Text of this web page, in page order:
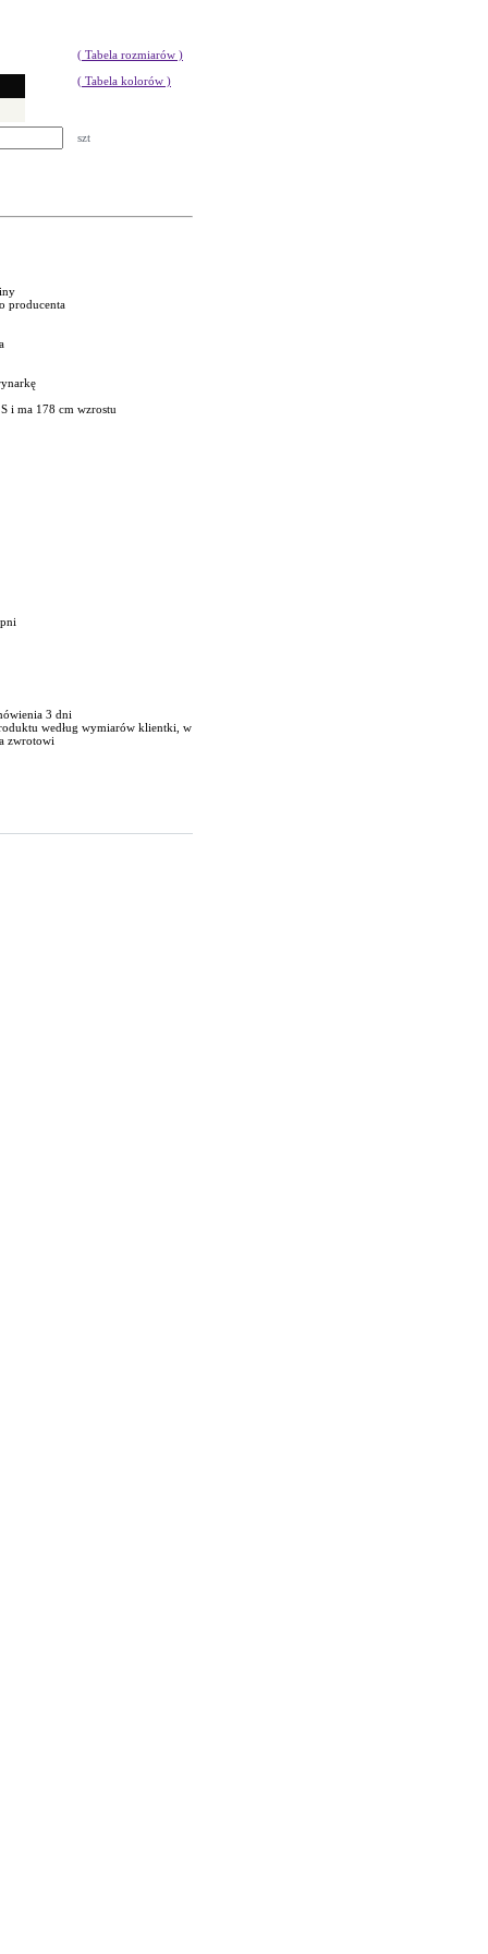
( Tabela rozmiarów )
( Tabela kolorów )
szt
producenta
i ma 178 cm wzrostu
3 dni
według wymiarów klientki, w
zwrotowi